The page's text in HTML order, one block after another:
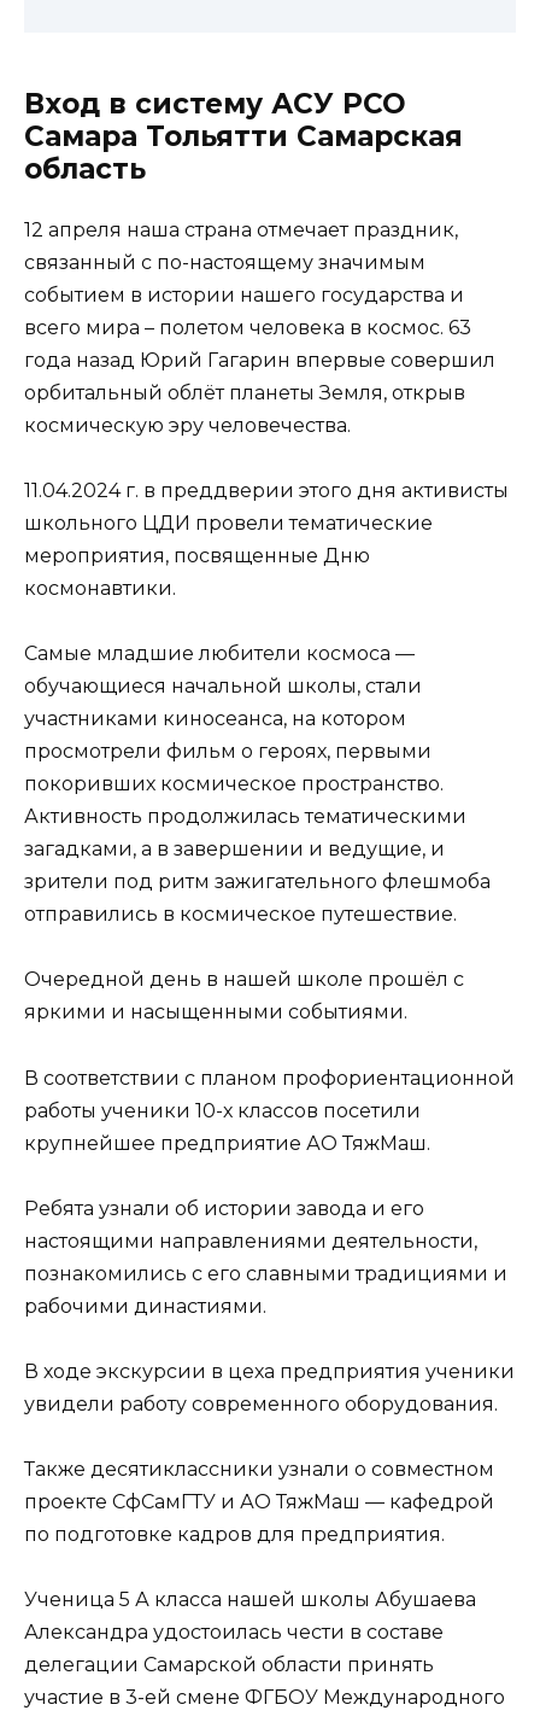
Вход в систему АСУ РСО
Самара Тольятти Самарская
область
12 апреля наша страна отмечает праздник,
связанный с по-настоящему значимым
событием в истории нашего государства и
всего мира – полетом человека в космос. 63
года назад Юрий Гагарин впервые совершил
орбитальный облёт планеты Земля, открыв
космическую эру человечества.
11.04.2024 г. в преддверии этого дня активисты
школьного ЦДИ провели тематические
мероприятия, посвященные Дню
космонавтики.
Самые младшие любители космоса —
обучающиеся начальной школы, стали
участниками киносеанса, на котором
просмотрели фильм о героях, первыми
покоривших космическое пространство.
Активность продолжилась тематическими
загадками, а в завершении и ведущие, и
зрители под ритм зажигательного флешмоба
отправились в космическое путешествие.
Очередной день в нашей школе прошёл с
яркими и насыщенными событиями.
В соответствии с планом профориентационной
работы ученики 10-х классов посетили
крупнейшее предприятие АО ТяжМаш.
Ребята узнали об истории завода и его
настоящими направлениями деятельности,
познакомились с его славными традициями и
рабочими династиями.
В ходе экскурсии в цеха предприятия ученики
увидели работу современного оборудования.
Также десятиклассники узнали о совместном
проекте СфСамГТУ и АО ТяжМаш — кафедрой
по подготовке кадров для предприятия.
Ученица 5 А класса нашей школы Абушаева
Александра удостоилась чести в составе
делегации Самарской области принять
участие в 3-ей смене ФГБОУ Международного